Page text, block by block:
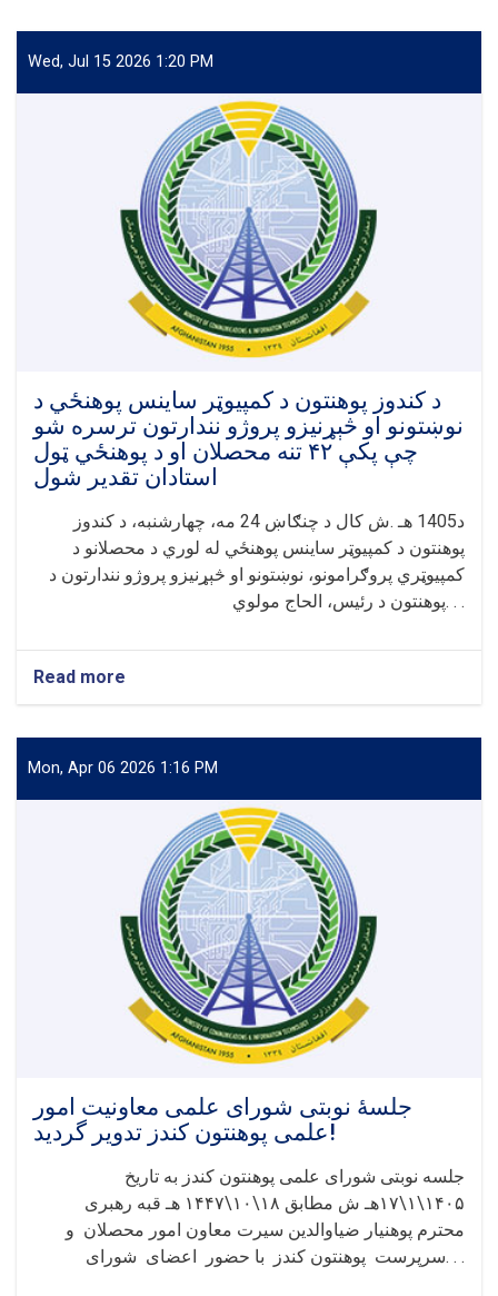
Wed, Jul 15 2026 1:20 PM
د کندوز پوهنتون د کمپیوټر ساینس پوهنځي د
نوښتونو او څېړنیزو پروژو نندارتون ترسره شو
چې پکې ۴۲ تنه محصلان او د پوهنځي ټول
استادان تقدیر شول
د1405 هـ .ش کال د چنګاښ 24 مه، چهارشنبه، د کندوز
پوهنتون د کمپیوټر ساینس پوهنځي له لوري د محصلانو د
کمپیوټري پروګرامونو، نوښتونو او څېړنیزو پروژو نندارتون د
پوهنتون د رئیس، الحاج مولوي. . .
Read more
د
پوهنتون
د
پوهنځي
نوښتونو
څېړنیزو
پروژو
نندارتون
ترسره
شو
چې
تنه
محصلان
او
پوهنځي
ټول
استادان
تقدیر
Mon, Apr 06 2026 1:16 PM
جلسۀ نوبتی شورای علمی معاونیت امور
علمی پوهنتون کندز تدویر گردید!
جلسه نوبتی شورای علمی پوهنتون کندز به تاریخ
۱۴۰۵\۱\۱۷هـ ش مطابق ۱۸\۱۰\۱۴۴۷ هـ قبه رهبری
محترم پوهنیار ضیاوالدین سیرت معاون امور محصلان و
سرپرست پوهنتون کندز با حضور اعضای شورای. . .